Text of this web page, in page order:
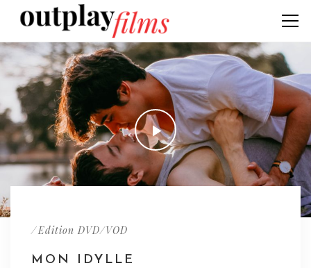
/Edition DVD/VOD
MON IDYLLE